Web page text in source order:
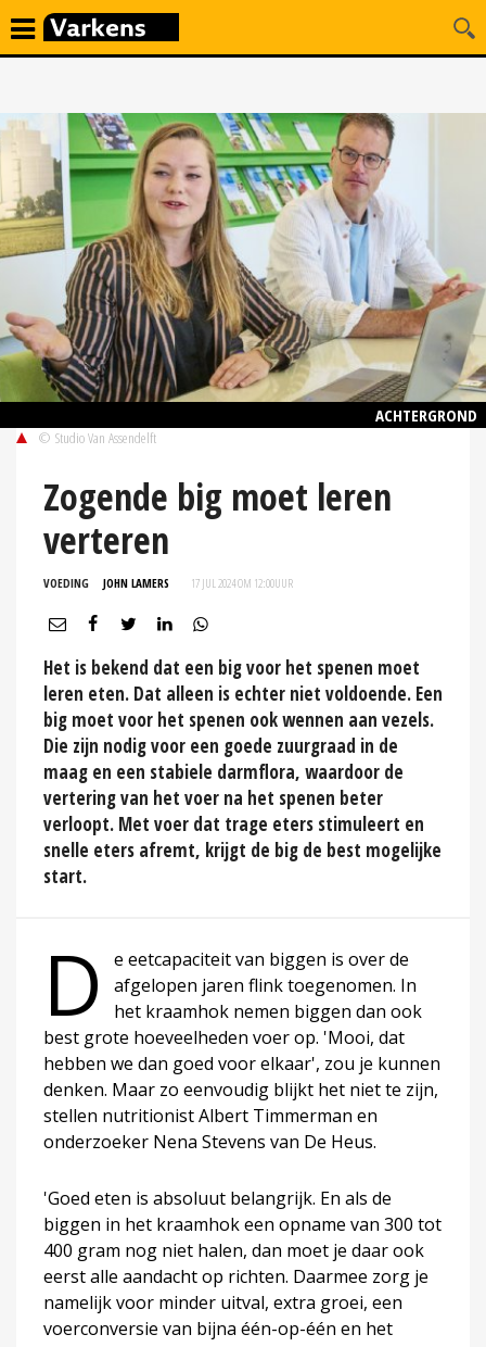
ACHTERGROND
© Studio Van Assendelft
Zogende big moet leren
verteren
VOEDING JOHN LAMERS 17 JUL 2024 OM 12:00UUR
Het is bekend dat een big voor het spenen moet
leren eten. Dat alleen is echter niet voldoende. Een
big moet voor het spenen ook wennen aan vezels.
Die zijn nodig voor een goede zuurgraad in de
maag en een stabiele darmflora, waardoor de
vertering van het voer na het spenen beter
verloopt. Met voer dat trage eters stimuleert en
snelle eters afremt, krijgt de big de best mogelijke
start.
D
e eetcapaciteit van biggen is over de
afgelopen jaren flink toegenomen. In
het kraamhok nemen biggen dan ook
best grote hoeveelheden voer op. 'Mooi, dat
hebben we dan goed voor elkaar', zou je kunnen
denken. Maar zo eenvoudig blijkt het niet te zijn,
stellen nutritionist Albert Timmerman en
onderzoeker Nena Stevens van De Heus.
'Goed eten is absoluut belangrijk. En als de
biggen in het kraamhok een opname van 300 tot
400 gram nog niet halen, dan moet je daar ook
eerst alle aandacht op richten. Daarmee zorg je
namelijk voor minder uitval, extra groei, een
voerconversie van bijna één-op-één en het